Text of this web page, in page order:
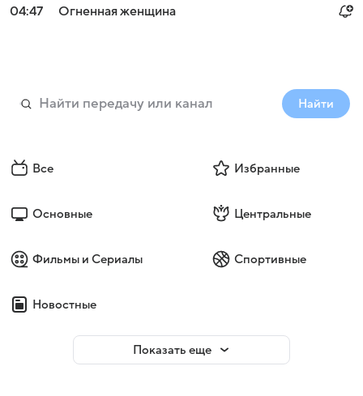
04:47
Огненная женщина
Найти
Все Избранные
Основные Центральные
Фильмы и Сериалы Спортивные
Новостные
Показать еще